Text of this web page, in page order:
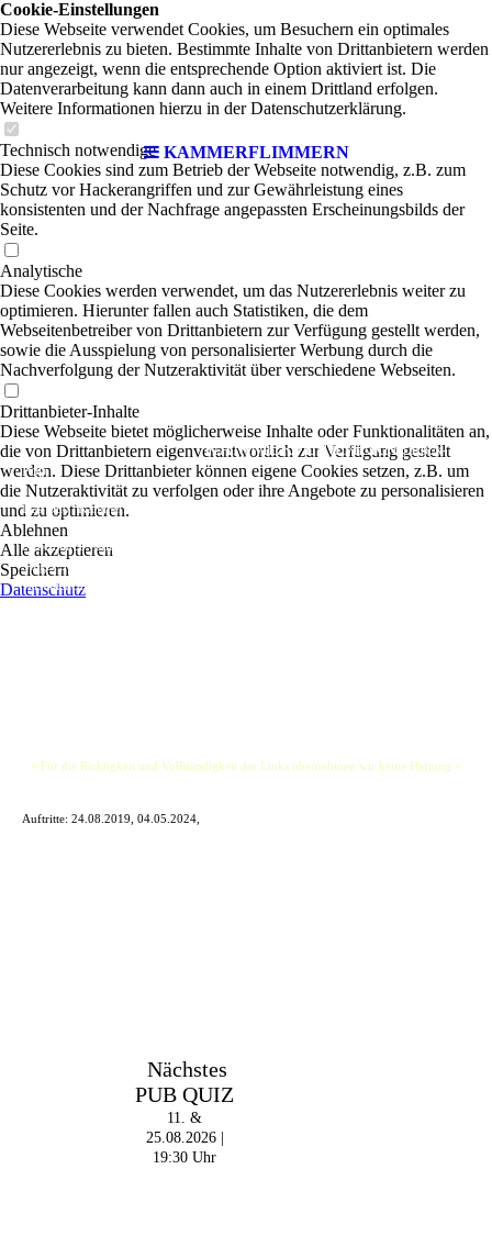
KAMMERFLIMMERN
KAMMERFLIMMERN |Rock-
Pop
Das Duo "Kammerflimmern" steht für zweistimmige Akustikmusik.
Neben ihrer Vorliebe für Coversongs aus den 80ern und 90ern, stellen die jungen
Singer Songwriterinnen eigene deutsche Songs vor und bedienen an diesem Abend
verschiedenste Genre.
+ Für die Richtigkeit und Vollständigkeit der Links übernehmen wir keine Haftung +
Auftritte: 24.08.2019, 04.05.2024,
Nächstes
PUB QUIZ
11. &
25.08.2026 |
19:30 Uhr
Cookie-Einstellungen
Diese Webseite verwendet Cookies, um Besuchern ein optimales
Nutzererlebnis zu bieten. Bestimmte Inhalte von Drittanbietern werden
nur angezeigt, wenn die entsprechende Option aktiviert ist. Die
Datenverarbeitung kann dann auch in einem Drittland erfolgen.
Weitere Informationen hierzu in der Datenschutzerklärung.
Technisch notwendige
Diese Cookies sind zum Betrieb der Webseite notwendig, z.B. zum
Schutz vor Hackerangriffen und zur Gewährleistung eines
konsistenten und der Nachfrage angepassten Erscheinungsbilds der
Seite.
Analytische
Diese Cookies werden verwendet, um das Nutzererlebnis weiter zu
optimieren. Hierunter fallen auch Statistiken, die dem
Webseitenbetreiber von Drittanbietern zur Verfügung gestellt werden,
sowie die Ausspielung von personalisierter Werbung durch die
Nachverfolgung der Nutzeraktivität über verschiedene Webseiten.
Drittanbieter-Inhalte
Diese Webseite bietet möglicherweise Inhalte oder Funktionalitäten an,
die von Drittanbietern eigenverantwortlich zur Verfügung gestellt
werden. Diese Drittanbieter können eigene Cookies setzen, z.B. um
die Nutzeraktivität zu verfolgen oder ihre Angebote zu personalisieren
und zu optimieren.
Ablehnen
Alle akzeptieren
Speichern
Datenschutz